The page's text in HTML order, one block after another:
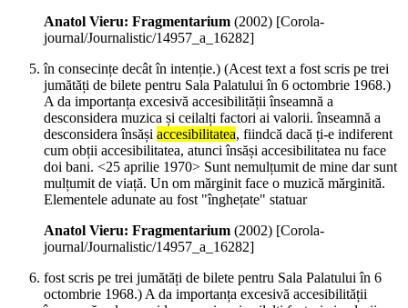
Anatol Vieru: Fragmentarium (2002) [Corola-
journal/Journalistic/14957_a_16282]
în consecințe decât în intenție.) (Acest text a fost scris pe trei
jumătăți de bilete pentru Sala Palatului în 6 octombrie 1968.)
A da importanța excesivă accesibilității înseamnă a
desconsidera muzica și ceilalți factori ai valorii. înseamnă a
desconsidera însăși accesibilitatea, fiindcă dacă ți-e indiferent
cum obții accesibilitatea, atunci însăși accesibilitatea nu face
doi bani. <25 aprilie 1970> Sunt nemulțumit de mine dar sunt
mulțumit de viață. Un om mărginit face o muzică mărginită.
Elementele adunate au fost "înghețate" statuar
Anatol Vieru: Fragmentarium (2002) [Corola-
journal/Journalistic/14957_a_16282]
fost scris pe trei jumătăți de bilete pentru Sala Palatului în 6
octombrie 1968.) A da importanța excesivă accesibilității